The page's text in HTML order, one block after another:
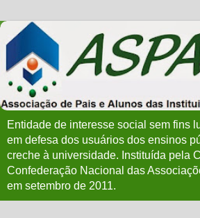
Entidade de interesse social sem fins
em defesa dos usuários dos ensinos
creche à universidade. Instituída pela
Confederação Nacional das
em setembro de 2011.